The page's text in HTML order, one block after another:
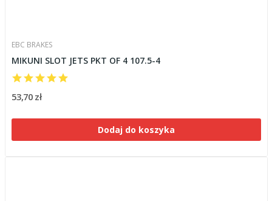
EBC BRAKES
MIKUNI SLOT JETS PKT OF 4 107.5-4
53,70 zł
Dodaj do koszyka